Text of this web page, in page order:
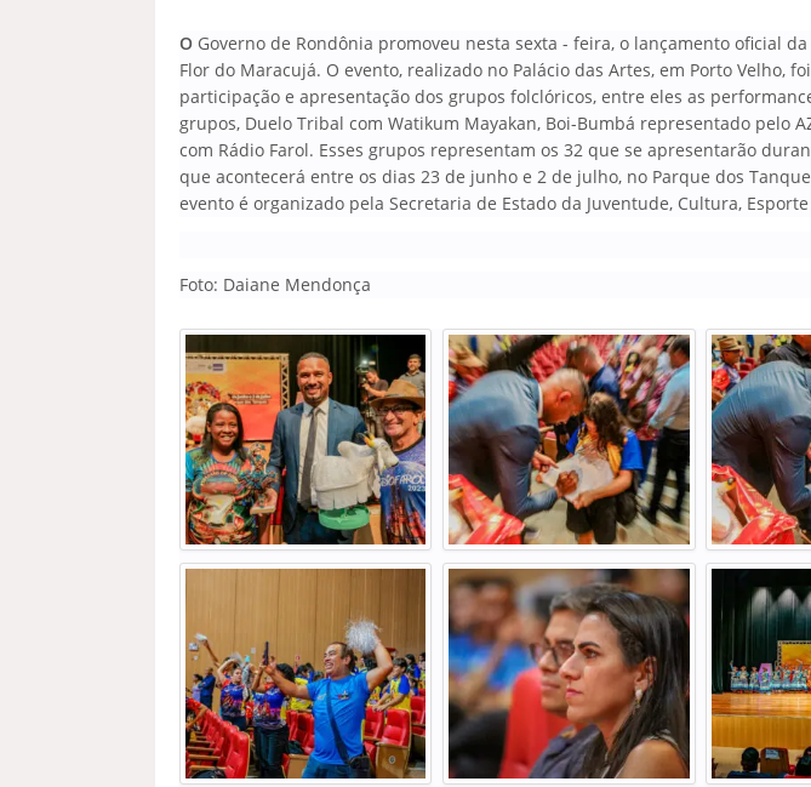
OGoverno de Rondônia promoveu nesta sexta - feira, o lançamento oficial da
Flor do Maracujá. O evento, realizado no Palácio das Artes, em Porto Velho,
participação e apresentação dos grupos folclóricos, entre eles as
grupos, Duelo Tribal com Watikum Mayakan, Boi-Bumbá representado pelo
com Rádio Farol. Esses grupos representam os 32 que se apresentarão
que acontecerá entre os dias 23 de junho e 2 de julho, no Parque dos
evento é organizado pela Secretaria de Estado da Juventude, Cultura, Esporte
Foto: Daiane Mendonça